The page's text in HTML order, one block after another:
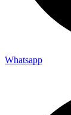
Whatsapp